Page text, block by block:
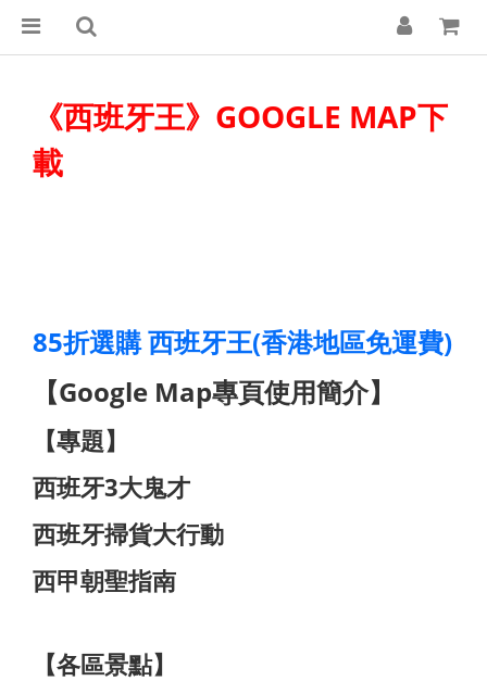
《西班牙王》GOOGLE MAP下
載
85折選購 西班牙王(香港地區免運費)
【Google Map專頁使用簡介】
【專題】
西班牙3大鬼才
西班牙掃貨大行動
西甲朝聖指南
【各區景點】